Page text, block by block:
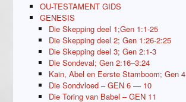
OU-TESTAMENT GIDS
GENESIS
Die Skepping deel 1;Gen 1:1-25
Die Skepping deel 2; Gen 1:26-2:25
Die Skepping deel 3; Gen 2:1-3
Die Sondeval; Gen 2:16–3:24
Kain, Abel en Eerste Stamboom; Gen 4
Die Sondvloed – GEN 6 — 10
Die Toring van Babel – GEN 11